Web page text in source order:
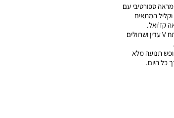
ספורטיבי עם
וקליל המתאים
קז’ואל.
• צווארון פולו מעוצב עם מפתח V עדין ושרוולים
תנועה מלא
כל היום.